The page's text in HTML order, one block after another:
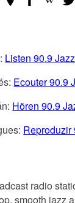
Listen 90.9
Ecouter 90.9
Hören 90.9
Reproduzir
radio
smooth jazz